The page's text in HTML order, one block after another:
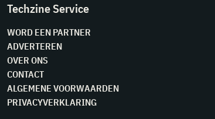
Techzine Service
WORD EEN PARTNER
ADVERTEREN
OVER ONS
CONTACT
ALGEMENE VOORWAARDEN
PRIVACYVERKLARING